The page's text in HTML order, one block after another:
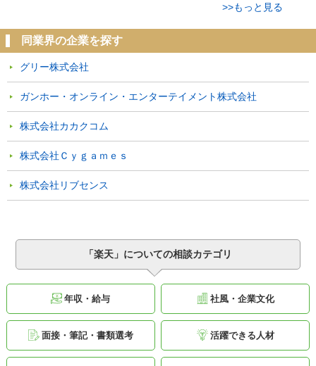
>>もっと見る
同業界の企業を探す
グリー株式会社
ガンホー・オンライン・エンターテイメント株式会社
株式会社カカクコム
株式会社Ｃｙｇａｍｅｓ
株式会社リブセンス
「楽天」についての相談カテゴリ
年収・給与 社風・企業文化
面接・筆記・書類選考 活躍できる人材